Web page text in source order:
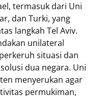
termasuk dari Uni
dan Turki, yang
langkah Tel Aviv.
unilateral
situasi dan
dua negara. Uni
menyerukan agar
permukiman,